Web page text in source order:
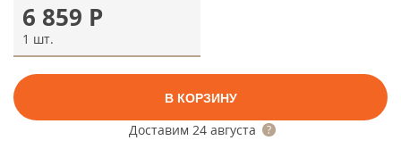
6 859 Р
1 шт.
В КОРЗИНУ
Доставим 24 августа